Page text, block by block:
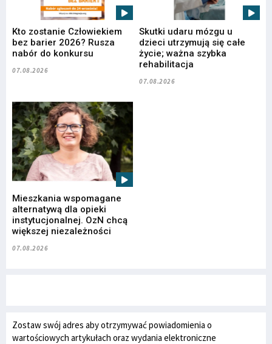
Kto zostanie Człowiekiem
bez barier 2026? Rusza
nabór do konkursu
07.08.2026
Skutki udaru mózgu u
dzieci utrzymują się całe
życie; ważna szybka
rehabilitacja
07.08.2026
Mieszkania wspomagane
alternatywą dla opieki
instytucjonalnej. OzN chcą
większej niezależności
07.08.2026
Zostaw swój adres aby otrzymywać powiadomienia o
wartościowych artykułach oraz wydania elektroniczne